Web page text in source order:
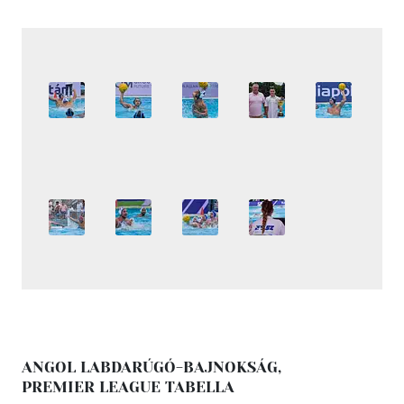
ANGOL LABDARÚGÓ-BAJNOKSÁG,
PREMIER LEAGUE TABELLA